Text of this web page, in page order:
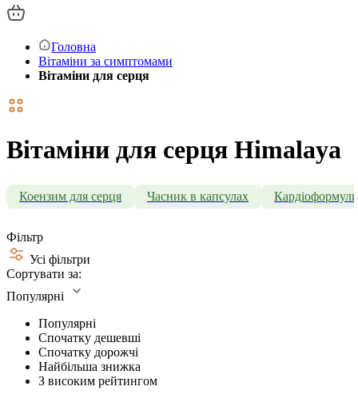
Головна
Вітаміни за симптомами
Вітаміни для серця
Вітаміни для серця Himalaya
Коензим для серця Часник в капсулах Кардіоформули
Фільтр
Усі фільтри
Сортувати за:
Популярні
Популярні
Спочатку дешевші
Спочатку дорожчі
Найбільша знижка
З високим рейтингом